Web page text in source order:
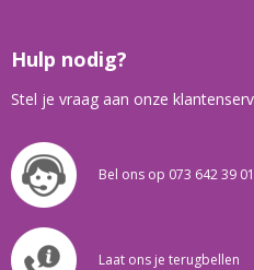
Hulp nodig?
Stel je vraag aan onze
Bel ons op 073 642 39 01
Laat ons je terugbellen